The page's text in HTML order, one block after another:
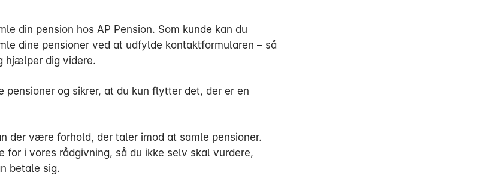
din pension hos AP Pension. Som kunde kan du
dine pensioner ved at udfylde kontaktformularen – så
hjælper dig videre.
pensioner og sikrer, at du kun flytter det, der er en
der være forhold, der taler imod at samle pensioner.
for i vores rådgivning, så du ikke selv skal vurdere,
betale sig.